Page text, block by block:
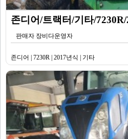
존디어/트랙터/기타/
판매자 장비다운영자
존디어 | 7230R | 2017년식 | 기타